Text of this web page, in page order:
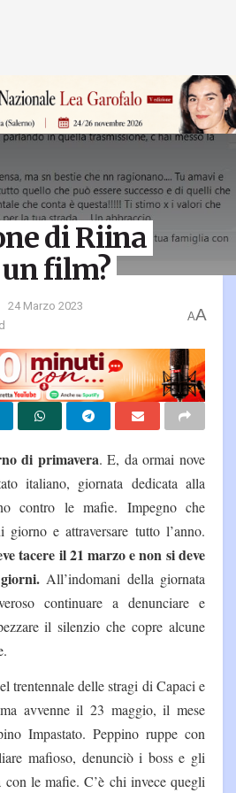
di Riina
film?
24 Marzo 2023
AA
di primavera. E, da ormai nove
italiano, giornata dedicata alla
contro le mafie. Impegno che
giorno e attraversare tutto l’anno.
tacere il 21 marzo e non si deve
All’indomani della giornata
continuare a denunciare e
il silenzio che copre alcune
trentennale delle stragi di Capaci e
avvenne il 23 maggio, il mese
Impastato. Peppino ruppe con
mafioso, denunciò i boss e gli
le mafie. C’è chi invece quegli